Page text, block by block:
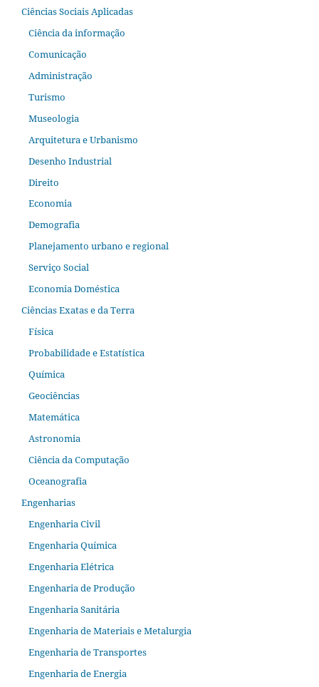
Ciências Sociais Aplicadas
Ciência da informação
Comunicação
Administração
Turismo
Museologia
Arquitetura e Urbanismo
Desenho Industrial
Direito
Economia
Demografia
Planejamento urbano e regional
Serviço Social
Economia Doméstica
Ciências Exatas e da Terra
Física
Probabilidade e Estatística
Química
Geociências
Matemática
Astronomia
Ciência da Computação
Oceanografia
Engenharias
Engenharia Civil
Engenharia Química
Engenharia Elétrica
Engenharia de Produção
Engenharia Sanitária
Engenharia de Materiais e Metalurgia
Engenharia de Transportes
Engenharia de Energia